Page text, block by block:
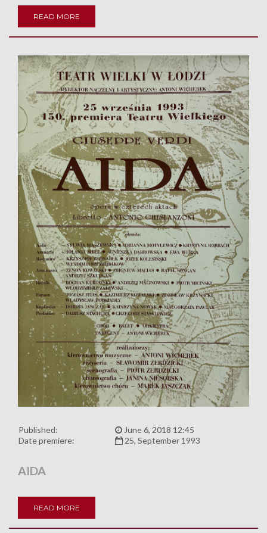
READ MORE
Published:
June 6, 2018 12:45
Date premiere:
25, September 1993
AIDA
READ MORE